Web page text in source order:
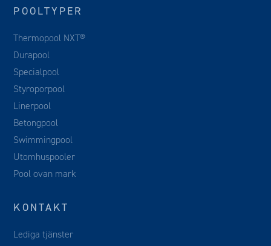
POOLTYPER
Thermopool NXT®
Durapool
Specialpool
Styroporpool
Linerpool
Betongpool
Swimmingpool
Utomhuspooler
Pool ovan mark
KONTAKT
Lediga tjänster